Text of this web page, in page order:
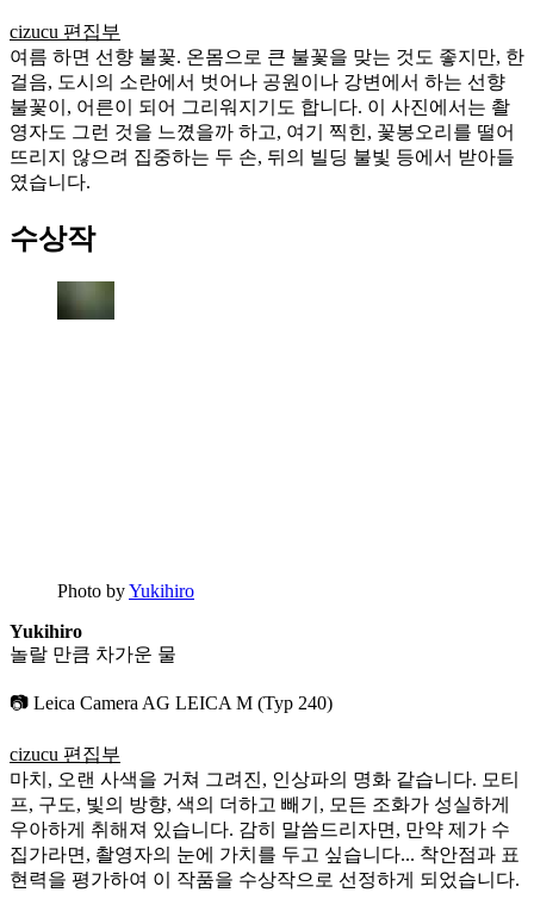
cizucu 편집부
여름 하면 선향 불꽃. 온몸으로 큰 불꽃을 맞는 것도 좋지만, 한
걸음, 도시의 소란에서 벗어나 공원이나 강변에서 하는 선향
불꽃이, 어른이 되어 그리워지기도 합니다. 이 사진에서는 촬
영자도 그런 것을 느꼈을까 하고, 여기 찍힌, 꽃봉오리를 떨어
뜨리지 않으려 집중하는 두 손, 뒤의 빌딩 불빛 등에서 받아들
였습니다.
수상작
Photo byYukihiro
Yukihiro
놀랄 만큼 차가운 물
📷 Leica Camera AG LEICA M (Typ 240)
cizucu 편집부
마치, 오랜 사색을 거쳐 그려진, 인상파의 명화 같습니다. 모티
프, 구도, 빛의 방향, 색의 더하고 빼기, 모든 조화가 성실하게
우아하게 취해져 있습니다. 감히 말씀드리자면, 만약 제가 수
집가라면, 촬영자의 눈에 가치를 두고 싶습니다... 착안점과 표
현력을 평가하여 이 작품을 수상작으로 선정하게 되었습니다.